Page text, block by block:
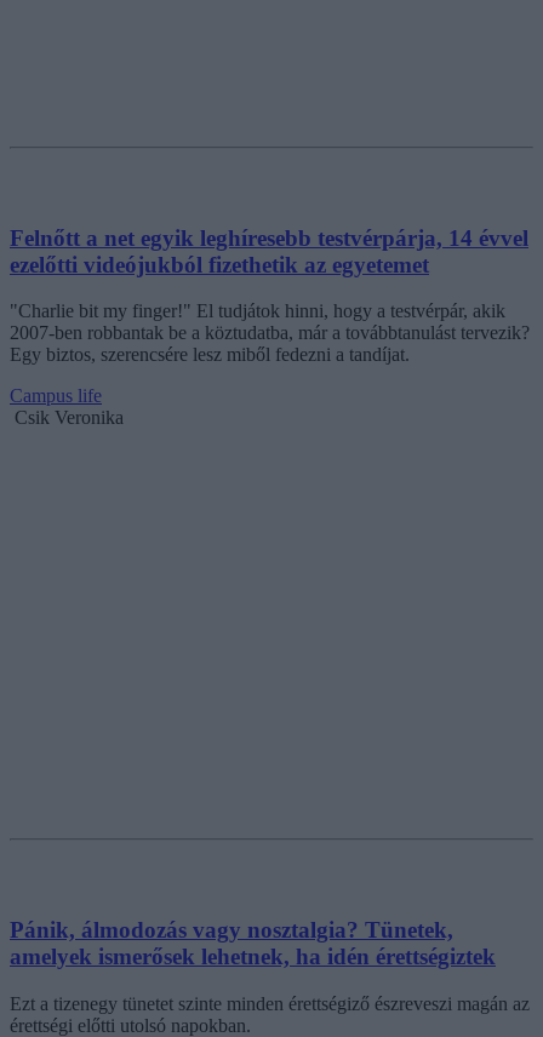
Felnőtt a net egyik leghíresebb testvérpárja, 14 évvel
ezelőtti videójukból fizethetik az egyetemet
"Charlie bit my finger!" El tudjátok hinni, hogy a testvérpár, akik
2007-ben robbantak be a köztudatba, már a továbbtanulást tervezik?
Egy biztos, szerencsére lesz miből fedezni a tandíjat.
Campus life
Csik Veronika
Pánik, álmodozás vagy nosztalgia? Tünetek,
amelyek ismerősek lehetnek, ha idén érettségiztek
Ezt a tizenegy tünetet szinte minden érettségiző észreveszi magán az
érettségi előtti utolsó napokban.